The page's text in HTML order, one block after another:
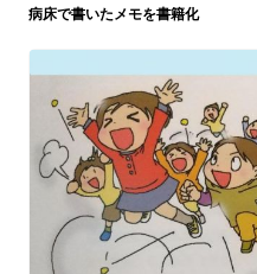
病床で書いたメモを書籍化